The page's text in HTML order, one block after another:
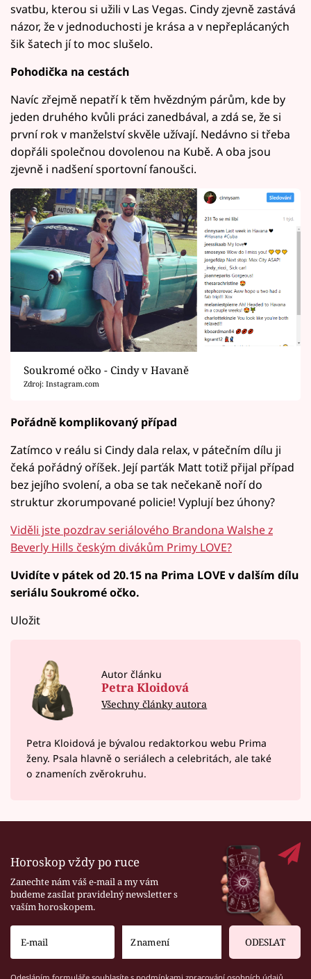
svatbu, kterou si užili v Las Vegas. Cindy zjevně zastává
názor, že v jednoduchosti je krása a v nepřeplácaných
šik šatech jí to moc slušelo.
Pohodička na cestách
Navíc zřejmě nepatří k těm hvězdným párům, kde by
jeden druhého kvůli práci zanedbával, a zdá se, že si
první rok v manželství skvěle užívají. Nedávno si třeba
dopřáli společnou dovolenou na Kubě. A oba jsou
zjevně i nadšení sportovní fanoušci.
Soukromé očko - Cindy v Havaně
Zdroj: Instagram.com
Pořádně komplikovaný případ
Zatímco v reálu si Cindy dala relax, v pátečním dílu ji
čeká pořádný oříšek. Její parťák Matt totiž přijal případ
bez jejího svolení, a oba se tak nečekaně noří do
struktur zkorumpované policie! Vyplují bez úhony?
Viděli jste pozdrav seriálového Brandona Walshe z
Beverly Hills českým divákům Primy LOVE?
Uvidíte v pátek od 20.15 na Prima LOVE v dalším dílu
seriálu Soukromé očko.
Uložit
Autor článku
Petra Kloidová
Všechny články autora
Petra Kloidová je bývalou redaktorkou webu Prima
ženy. Psala hlavně o seriálech a celebritách, ale také
o znameních zvěrokruhu.
Horoskop vždy po ruce
Zanechte nám váš e-mail a my vám
budeme zasílat pravidelný newsletter s
vaším horoskopem.
ODESLAT